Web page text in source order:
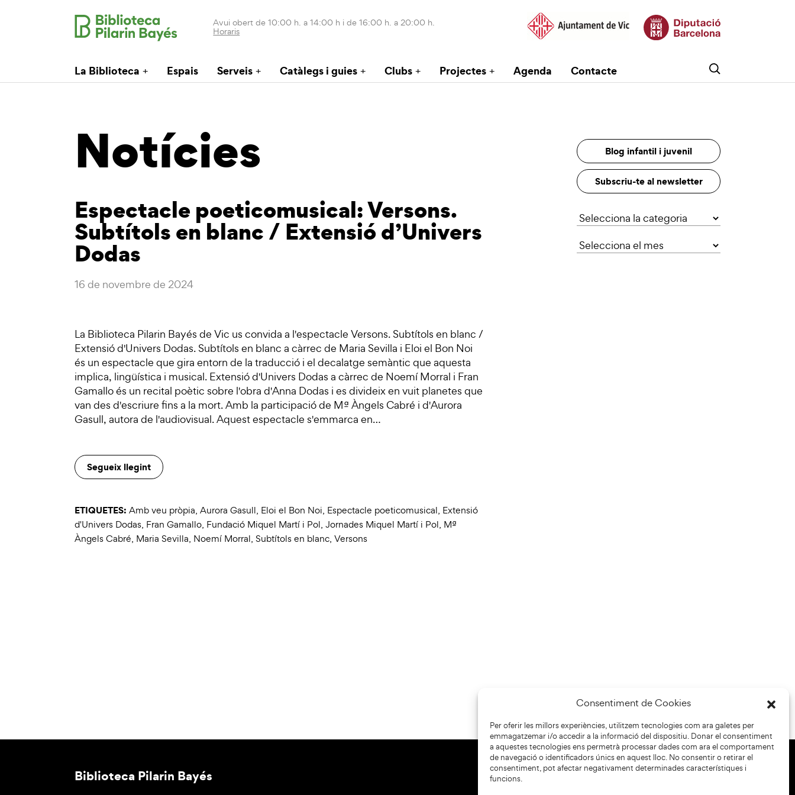
Consentiment de Cookies
Per oferir les millors experiències, utilitzem tecnologies com ara galetes per
emmagatzemar i/o accedir a la informació del dispositiu. Donar el consentiment
a aquestes tecnologies ens permetrà processar dades com ara el comportament
de navegació o identificadors únics en aquest lloc. No consentir o retirar el
consentiment, pot afectar negativament determinades característiques i
funcions.
Avui obert de 10:00 h. a 14:00 h i de 16:00 h. a 20:00 h.
Horaris
La Biblioteca Espais Serveis Catàlegs i guies Clubs Projectes Agenda Contacte
Notícies Blog infantil i juvenil
Subscriu-te al newsletter
Espectacle poeticomusical: Versons.
Subtítols en blanc / Extensió d’Univers
Dodas
16 de novembre de 2024
La Biblioteca Pilarin Bayés de Vic us convida a l'espectacle Versons. Subtítols en blanc /
Extensió d'Univers Dodas. Subtítols en blanc a càrrec de Maria Sevilla i Eloi el Bon Noi
és un espectacle que gira entorn de la traducció i el decalatge semàntic que aquesta
implica, lingüística i musical. Extensió d'Univers Dodas a càrrec de Noemí Morral i Fran
Gamallo és un recital poètic sobre l'obra d'Anna Dodas i es divideix en vuit planetes que
van des d'escriure fins a la mort. Amb la participació de Mª Àngels Cabré i d'Aurora
Gasull, autora de l'audiovisual. Aquest espectacle s'emmarca en…
Segueix llegint
ETIQUETES: Amb veu pròpia, Aurora Gasull, Eloi el Bon Noi, Espectacle poeticomusical, Extensió
d'Univers Dodas, Fran Gamallo, Fundació Miquel Martí i Pol, Jornades Miquel Martí i Pol, Mª
Àngels Cabré, Maria Sevilla, Noemí Morral, Subtítols en blanc, Versons
Categories
Biblioteca Pilarin Bayés